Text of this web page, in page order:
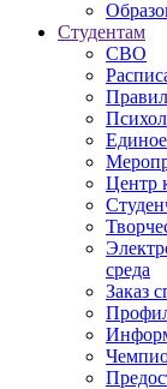
Студентам
СВО
Центр
среда
Заказ